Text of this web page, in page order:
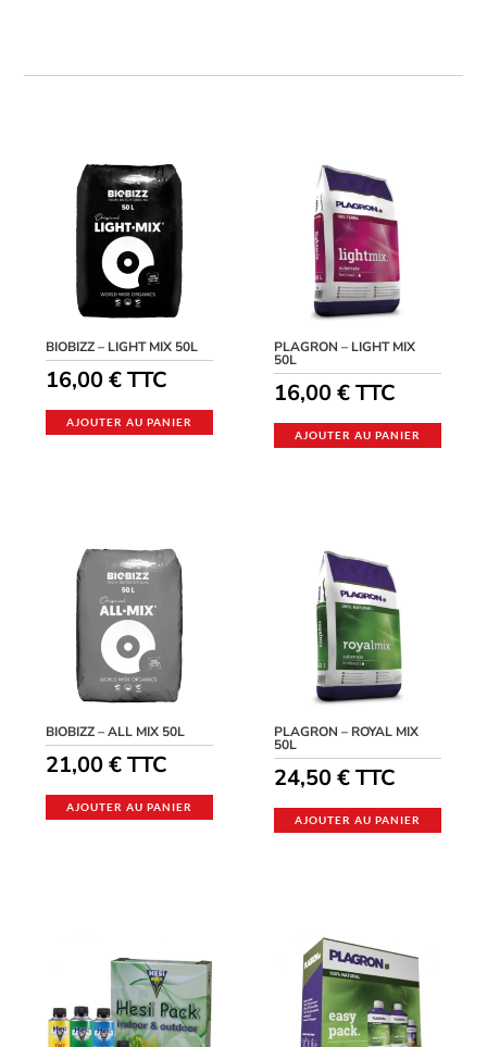
BIOBIZZ – LIGHT MIX 50L
16,00€ TTC
AJOUTER AU PANIER
PLAGRON – LIGHT MIX
50L
16,00€TTC
AJOUTER AU PANIER
BIOBIZZ – ALL MIX 50L
21,00€ TTC
AJOUTER AU PANIER
PLAGRON – ROYAL MIX
50L
24,50€TTC
AJOUTER AU PANIER